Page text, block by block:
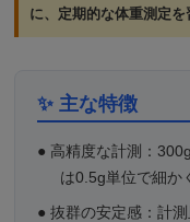
に、定期的な体重測定を
✨ 主な特徴
● 高精度な計測：
は0.5g単位で細か
●抜群の安定感：計